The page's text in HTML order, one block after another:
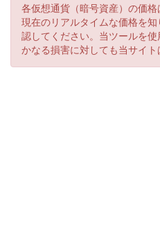
各仮想通貨（暗号資産）の価格
現在のリアルタイムな価格を
認してください。当ツールを
かなる損害に対しても当サイト